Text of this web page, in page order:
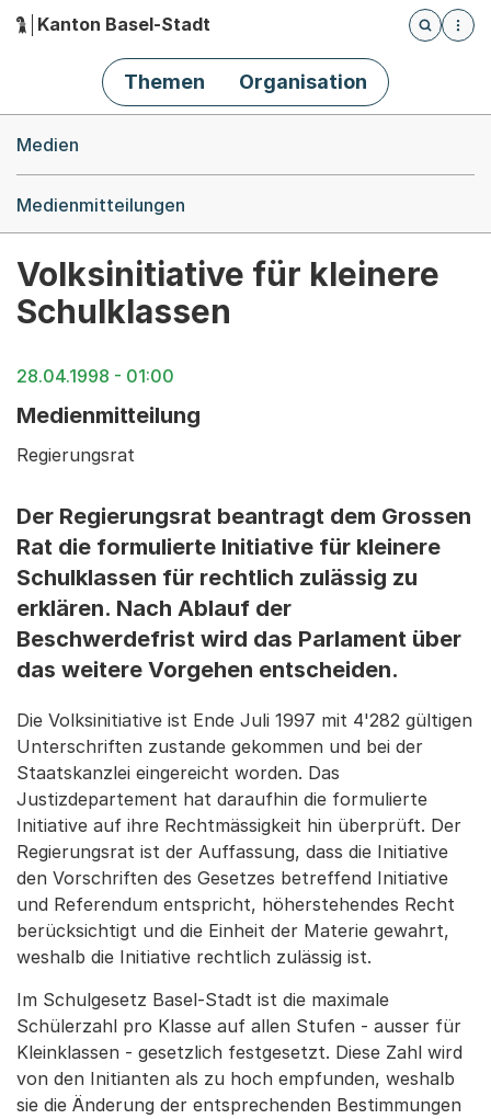
Hauptnavigation
Kanton Basel-Stadt
Öffnet
Themen Organisation
Medien
Medienmitteilungen
Volksinitiative für kleinere
Schulklassen
28.04.1998 - 01:00
Medienmitteilung
Regierungsrat
Der Regierungsrat beantragt dem Grossen
Rat die formulierte Initiative für kleinere
Schulklassen für rechtlich zulässig zu
erklären. Nach Ablauf der
Beschwerdefrist wird das Parlament über
das weitere Vorgehen entscheiden.
Die Volksinitiative ist Ende Juli 1997 mit 4'282 gültigen
Unterschriften zustande gekommen und bei der
Staatskanzlei eingereicht worden. Das
Justizdepartement hat daraufhin die formulierte
Initiative auf ihre Rechtmässigkeit hin überprüft. Der
Regierungsrat ist der Auffassung, dass die Initiative
den Vorschriften des Gesetzes betreffend Initiative
und Referendum entspricht, höherstehendes Recht
berücksichtigt und die Einheit der Materie gewahrt,
weshalb die Initiative rechtlich zulässig ist.
Im Schulgesetz Basel-Stadt ist die maximale
Schülerzahl pro Klasse auf allen Stufen - ausser für
Kleinklassen - gesetzlich festgesetzt. Diese Zahl wird
von den Initianten als zu hoch empfunden, weshalb
sie die Änderung der entsprechenden Bestimmungen